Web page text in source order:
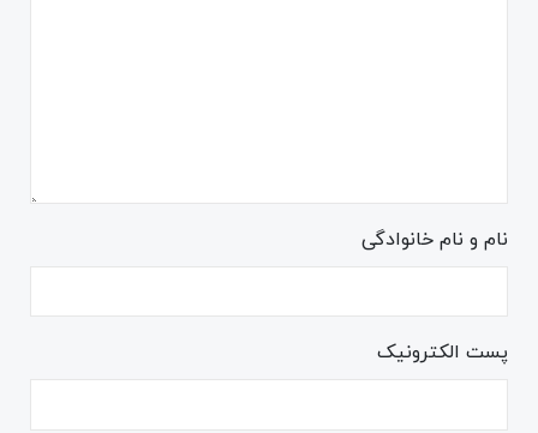
نام و نام خانوادگی
پست الکترونیک